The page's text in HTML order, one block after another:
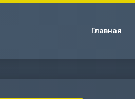
Главная